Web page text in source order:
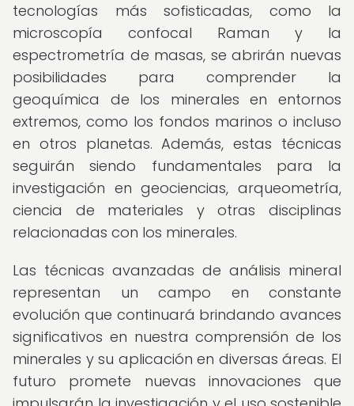
tecnologías más sofisticadas, como la
microscopía confocal Raman y la
espectrometría de masas, se abrirán nuevas
posibilidades para comprender la
geoquímica de los minerales en entornos
extremos, como los fondos marinos o incluso
en otros planetas. Además, estas técnicas
seguirán siendo fundamentales para la
investigación en geociencias, arqueometría,
ciencia de materiales y otras disciplinas
relacionadas con los minerales.
Las técnicas avanzadas de análisis mineral
representan un campo en constante
evolución que continuará brindando avances
significativos en nuestra comprensión de los
minerales y su aplicación en diversas áreas. El
futuro promete nuevas innovaciones que